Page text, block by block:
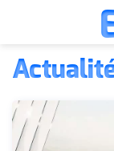
Aller
au
contenu
Voiture
Voiture autonome
Finance